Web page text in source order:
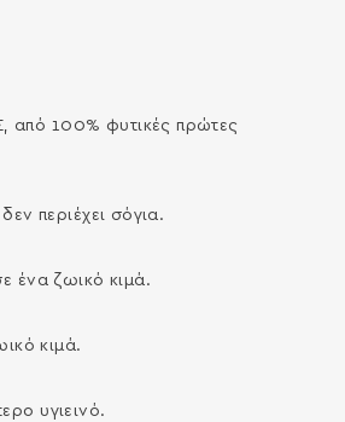
από 100% φυτικές πρώτες
περιέχει σόγια.
ένα ζωικό κιµά.
κιµά.
υγιεινό.